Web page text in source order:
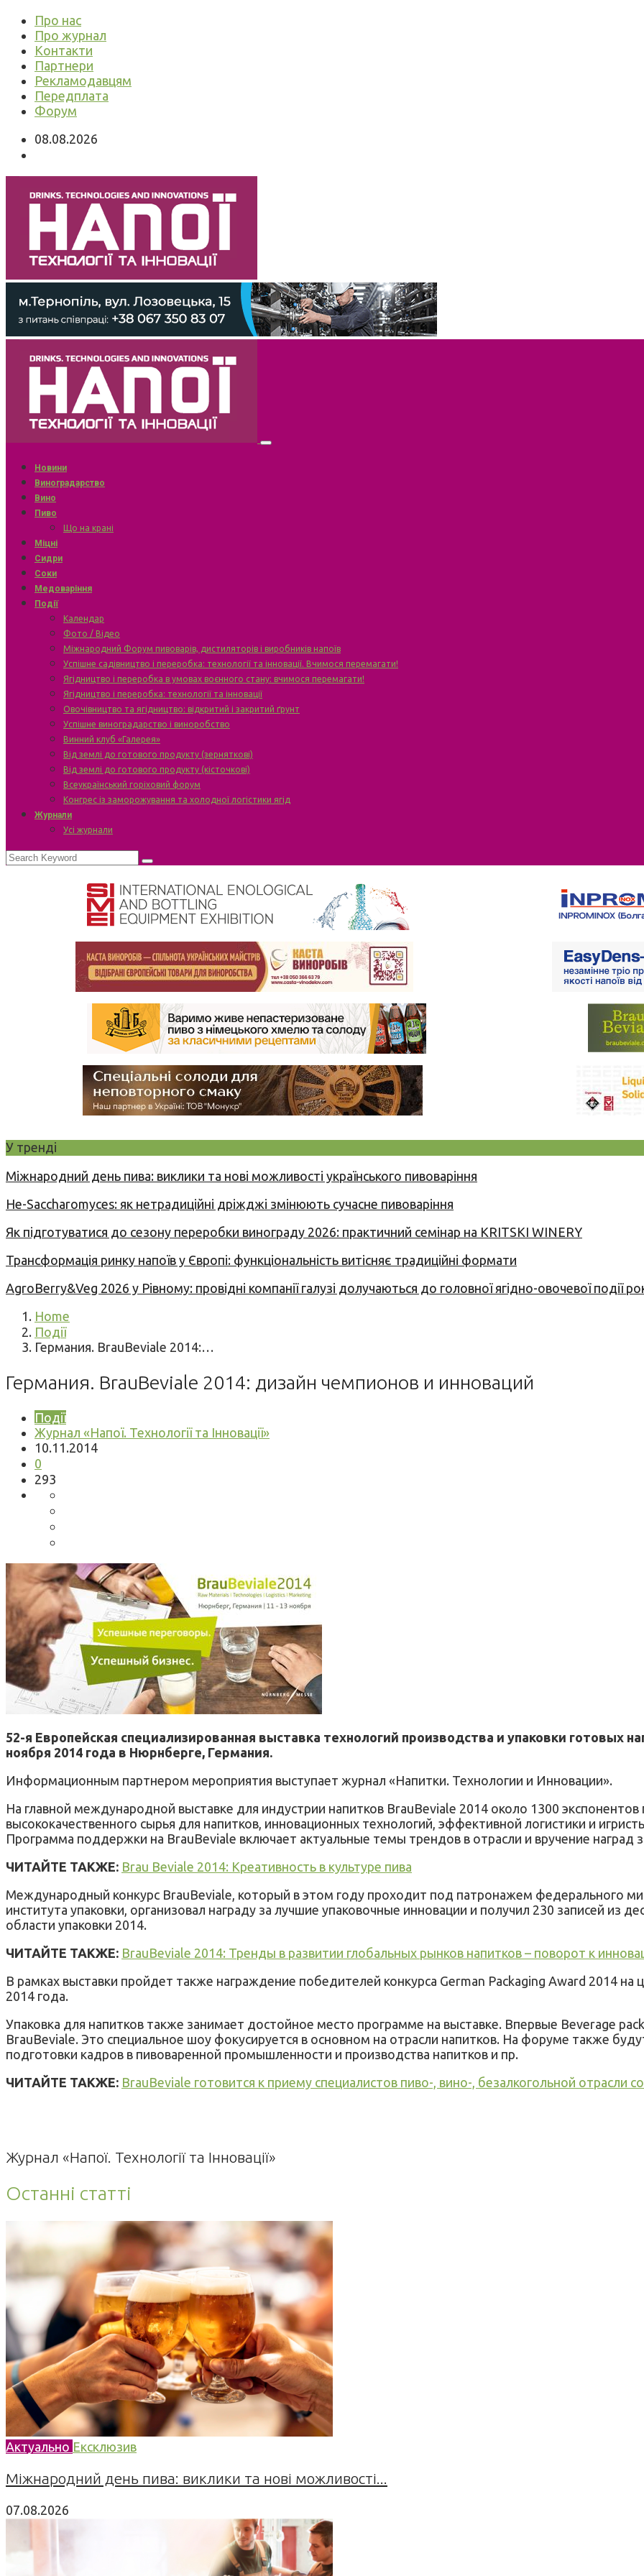
Про нас
Про журнал
Контакти
Партнери
Рекламодавцям
Передплата
Форум
08.08.2026
Новини
Виноградарство
Вино
Пиво
Що на крані
Міцні
Сидри
Соки
Медоваріння
Події
Календар
Фото / Відео
Міжнародний Форум пивоварів, дистиляторів і виробників напоїв
Успішне садівництво і переробка: технології та інновації. Вчимося перемагати!
Ягідництво і переробка в умовах воєнного стану: вчимося перемагати!
Ягідництво і переробка: технології та інновації
Овочівництво та ягідництво: відкритий і закритий ґрунт
Успішне виноградарство і виноробство
Винний клуб «Галерея»
Від землі до готового продукту (зерняткові)
Від землі до готового продукту (кісточкові)
Всеукраїнський горіховий форум
Конгрес із заморожування та холодної логістики ягід
Журнали
Усі журнали
У тренді
Міжнародний день пива: виклики та нові можливості українського пивоваріння
Не-Saccharomyces: як нетрадиційні дріжджі змінюють сучасне пивоваріння
Як підготуватися до сезону переробки винограду 2026: практичний семінар на KRITSKI WINERY
Трансформація ринку напоїв у Європі: функціональність витісняє традиційні формати
AgroBerry&Veg 2026 у Рівному: провідні компанії галузі долучаються до головної ягідно-овочевої події
Home
Події
Германия. BrauBeviale 2014:…
Германия. BrauBeviale 2014: дизайн чемпионов и инноваций
Події
Журнал «Напої. Технології та Інновації»
10.11.2014
0
293
52-я Европейская специализированная выставка технологий производства и упаковки готовых
ноября 2014 года в Нюрнберге, Германия.
Информационным партнером мероприятия выступает журнал «Напитки. Технологии и Инновации».
На главной международной выставке для индустрии напитков BrauBeviale 2014 около 1300
высококачественного сырья для напитков, инновационных технологий, эффективной логистики и
Программа поддержки на BrauBeviale включает актуальные темы трендов в отрасли и вручение наград
ЧИТАЙТЕ ТАКЖЕ: Brau Beviale 2014: Креативность в культуре пива
Международный конкурс BrauBeviale, который в этом году проходит под патронажем федерального
института упаковки, организовал награду за лучшие упаковочные инновации и получил 230 записей из
области упаковки 2014.
ЧИТАЙТЕ ТАКЖЕ: BrauBeviale 2014: Тренды в развитии глобальных рынков напитков – поворот к
В рамках выставки пройдет также награждение победителей конкурса German Packaging Award 2014
2014 года.
Упаковка для напитков также занимает достойное место программе на выставке. Впервые Beverage
BrauBeviale. Это специальное шоу фокусируется в основном на отрасли напитков. На форуме также
подготовки кадров в пивоваренной промышленности и производства напитков и пр.
ЧИТАЙТЕ ТАКЖЕ: BrauBeviale готовится к приему специалистов пиво-, вино-, безалкогольной отрасли
Журнал «Напої. Технології та Інновації»
Останні статті
Актуально Ексклюзив
Міжнародний день пива: виклики та нові можливості...
07.08.2026